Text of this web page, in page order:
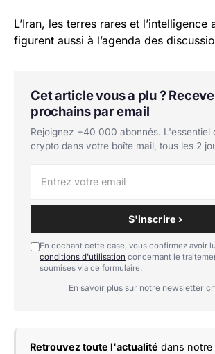
L’Iran, les terres rares et l’intelligence
figurent aussi à l’agenda des
Cet article vous a plu ?
prochains par email
Rejoignez +40 000 abonnés. L'essentiel
crypto dans votre boîte mail, tous les 2
S'inscrire ›
En cochant cette case, vous confirmez avoir
conditions d'utilisation concernant le
soumises via ce formulaire.
En savoir plus sur notre newsletter
Retrouvez toute l'actualité dans notre